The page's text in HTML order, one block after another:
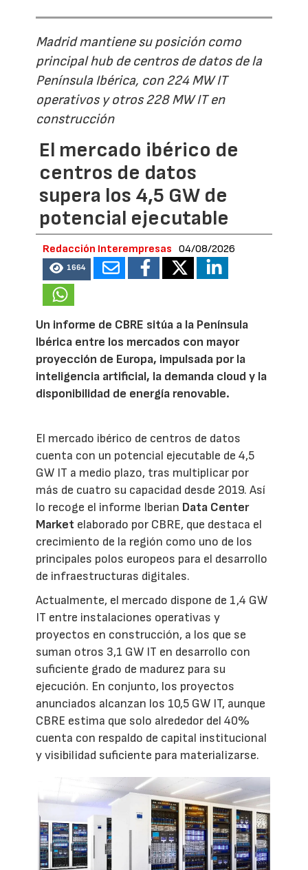
Madrid mantiene su posición como
principal hub de centros de datos de la
Península Ibérica, con 224 MW IT
operativos y otros 228 MW IT en
construcción
El mercado ibérico de
centros de datos
supera los 4,5 GW de
potencial ejecutable
Redacción Interempresas 04/08/2026
1664
Un informe de CBRE sitúa a la Península
Ibérica entre los mercados con mayor
proyección de Europa, impulsada por la
inteligencia artificial, la demanda cloud y la
disponibilidad de energía renovable.
El mercado ibérico de centros de datos
cuenta con un potencial ejecutable de 4,5
GW IT a medio plazo, tras multiplicar por
más de cuatro su capacidad desde 2019. Así
lo recoge el informe Iberian Data Center
Market elaborado por CBRE, que destaca el
crecimiento de la región como uno de los
principales polos europeos para el desarrollo
de infraestructuras digitales.
Actualmente, el mercado dispone de 1,4 GW
IT entre instalaciones operativas y
proyectos en construcción, a los que se
suman otros 3,1 GW IT en desarrollo con
suficiente grado de madurez para su
ejecución. En conjunto, los proyectos
anunciados alcanzan los 10,5 GW IT, aunque
CBRE estima que solo alrededor del 40%
cuenta con respaldo de capital institucional
y visibilidad suficiente para materializarse.